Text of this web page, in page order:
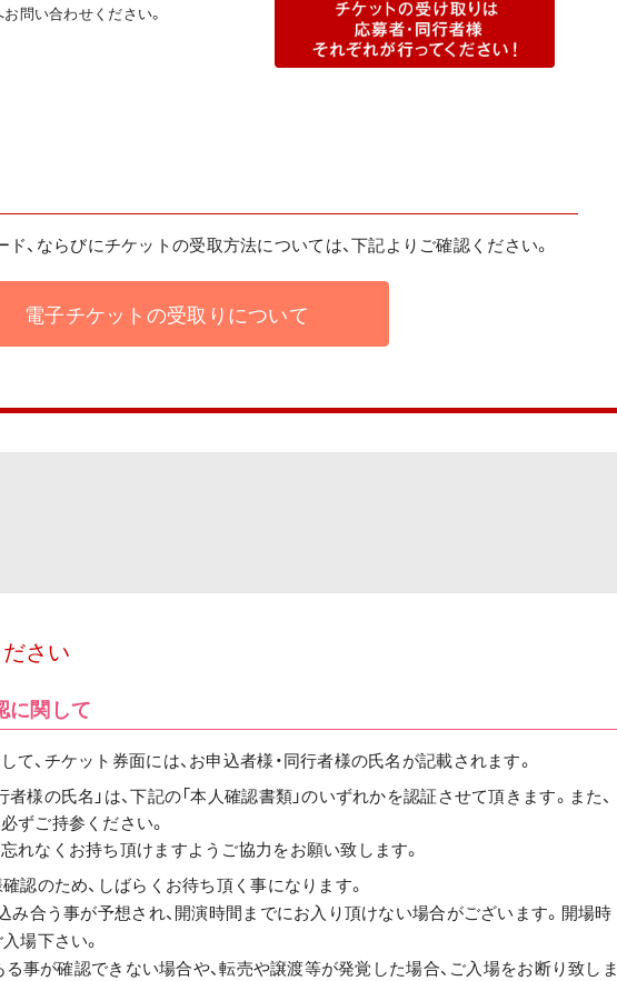
問い合わせください。
、ならびにチケットの受取方法については、下記よりご確認ください。
電子チケットの受取りについて
さい
に関して
、チケット券面には、お申込者様・同行者様の氏名が記載されます。
様の氏名」は、下記の「本人確認書類」のいずれかを認証させて頂きます。また、
ずご持参ください。
れなくお持ち頂けますようご協力をお願い致します。
認のため、しばらくお待ち頂く事になります。
み合う事が予想され、開演時間までにお入り頂けない場合がございます。開場時
場下さい。
る事が確認できない場合や、転売や譲渡等が発覚した場合、ご入場をお断り致しま